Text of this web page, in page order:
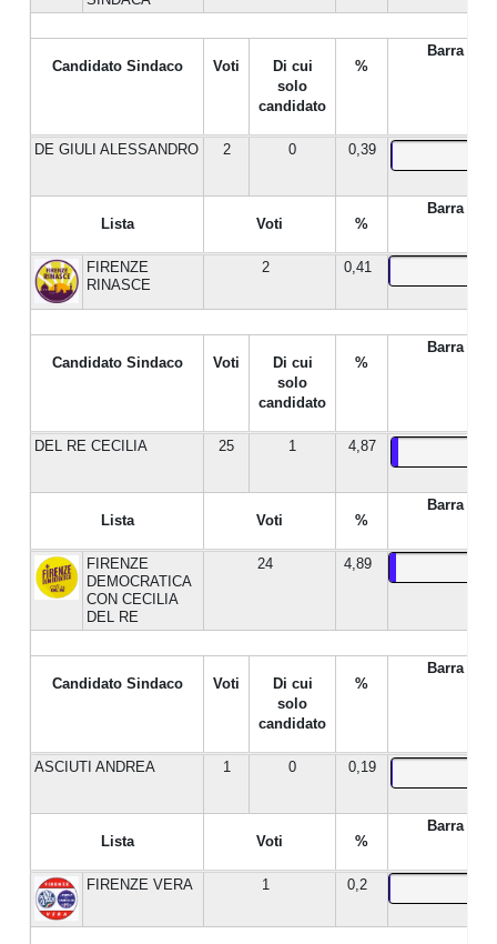
Candidato Sindaco Voti
Di cui
solo
candidato
%
Barra %
DE GIULI ALESSANDRO 2 0 0,39
Lista Voti %
Barra %
FIRENZE
RINASCE
2 0,41
Candidato Sindaco Voti
Di cui
solo
candidato
%
Barra %
DEL RE CECILIA 25 1 4,87
Lista Voti %
Barra %
FIRENZE
DEMOCRATICA
CON CECILIA
DEL RE
24 4,89
Candidato Sindaco Voti
Di cui
solo
candidato
%
Barra %
ASCIUTI ANDREA 1 0 0,19
Lista Voti %
Barra %
FIRENZE VERA 1 0,2